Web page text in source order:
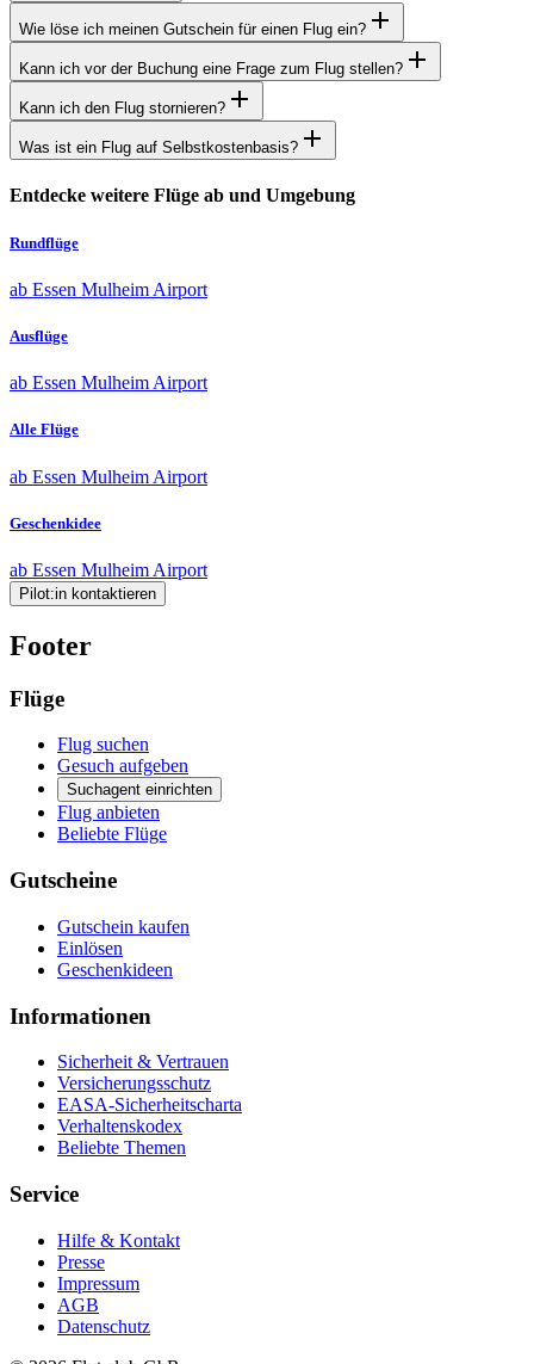
Wie löse ich meinen Gutschein für einen Flug ein?
Kann ich vor der Buchung eine Frage zum Flug stellen?
Kann ich den Flug stornieren?
Was ist ein Flug auf Selbstkostenbasis?
Entdecke weitere Flüge ab und Umgebung
Rundflüge
ab Essen Mulheim Airport
Ausflüge
ab Essen Mulheim Airport
Alle Flüge
ab Essen Mulheim Airport
Geschenkidee
ab Essen Mulheim Airport
Pilot:in kontaktieren
Footer
Flüge
Flug suchen
Gesuch aufgeben
Suchagent einrichten
Flug anbieten
Beliebte Flüge
Gutscheine
Gutschein kaufen
Einlösen
Geschenkideen
Informationen
Sicherheit & Vertrauen
Versicherungsschutz
EASA-Sicherheitscharta
Verhaltenskodex
Beliebte Themen
Service
Hilfe & Kontakt
Presse
Impressum
AGB
Datenschutz